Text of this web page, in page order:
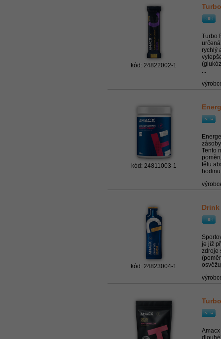
kód: 24822002-1
Turbo
rychlý
...
kód: 24811003-1
Tento
tělu
kód: 24823004-1
Drink
je již
zdroje